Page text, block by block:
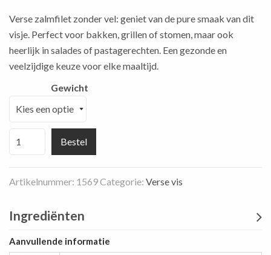
tot
€20.75
Verse zalmfilet zonder vel: geniet van de pure smaak van dit
visje. Perfect voor bakken, grillen of stomen, maar ook
heerlijk in salades of pastagerechten. Een gezonde en
veelzijdige keuze voor elke maaltijd.
Gewicht
portie
Bestel
Artikelnummer: 1569Categorie: Verse vis
Ingrediënten
Aanvullende informatie